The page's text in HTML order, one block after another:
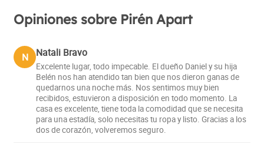
Opiniones sobre Pirén Apart
N Natali Bravo
Excelente lugar, todo impecable. El dueño Daniel y su hija
Belén nos han atendido tan bien que nos dieron ganas de
quedarnos una noche más. Nos sentimos muy bien
recibidos, estuvieron a disposición en todo momento. La
casa es excelente, tiene toda la comodidad que se necesita
para una estadía, solo necesitas tu ropa y listo. Gracias a los
dos de corazón, volveremos seguro.